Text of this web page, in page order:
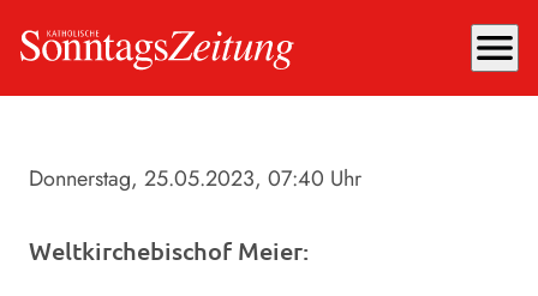
menu
Donnerstag, 25.05.2023, 07:40 Uhr
Weltkirchebischof Meier: